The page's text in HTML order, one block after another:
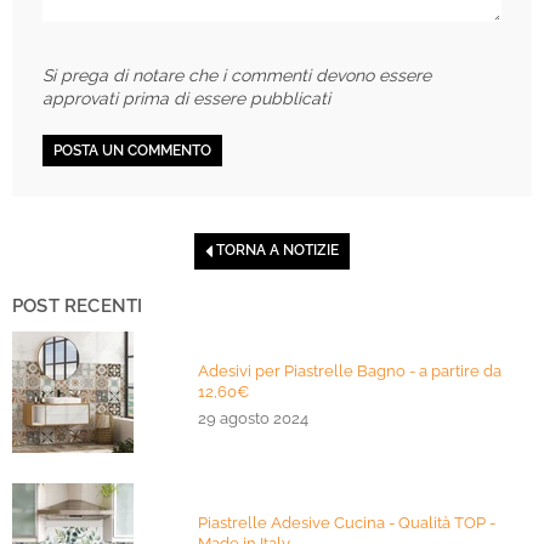
Si prega di notare che i commenti devono essere
approvati prima di essere pubblicati
TORNA A NOTIZIE
POST RECENTI
Adesivi per Piastrelle Bagno - a partire da
12,60€
29 agosto 2024
Piastrelle Adesive Cucina - Qualità TOP -